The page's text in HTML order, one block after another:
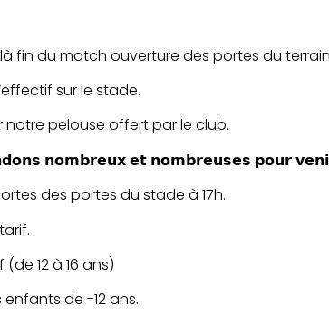
là fin du match ouverture des portes du
sur le stade.
notre pelouse offert par le club.
𝗻𝗼𝗺𝗯𝗿𝗲𝘂𝘅 𝗲𝘁 𝗻𝗼𝗺𝗯𝗿𝗲𝘂𝘀𝗲𝘀 𝗽𝗼𝘂𝗿
des portes du stade à 17h.
12 à 16 ans)
de -12 ans.